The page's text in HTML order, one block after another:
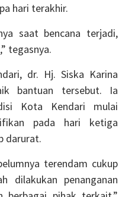
hari terakhir.
saat bencana terjadi,
tegasnya.
dr. Hj. Siska Karina
bantuan tersebut. Ia
Kota Kendari mulai
pada hari ketiga
darurat.
terendam cukup
dilakukan penanganan